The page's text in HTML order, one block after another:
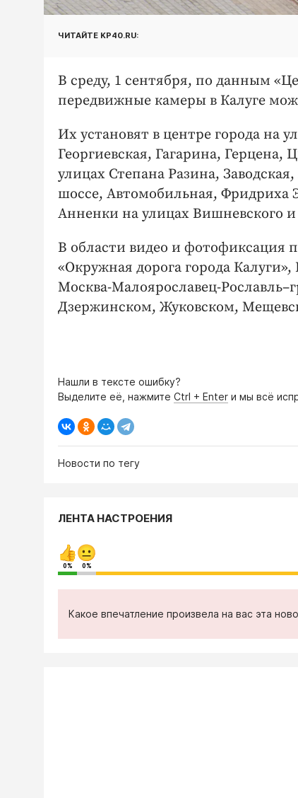
ЧИТАЙТЕ KP40.RU:
В среду, 1 сентября, по данным
передвижные камеры в Калуге
Их установят в центре города на
Георгиевская, Гагарина,
улицах Степана Разина,
шоссе, Автомобильная, Фридриха
Анненки на улицах Вишневского и
В области видео и фотофиксация
«Окружная дорога города
Москва-Малоярославец-
Дзержинском, Жуковском,
Нашли в тексте ошибку?
Выделите её, нажмите Ctrl + Enter и мы всё
Новости по тегу
ЛЕНТА НАСТРОЕНИЯ
0% 0%
Какое впечатление произвела на вас эта